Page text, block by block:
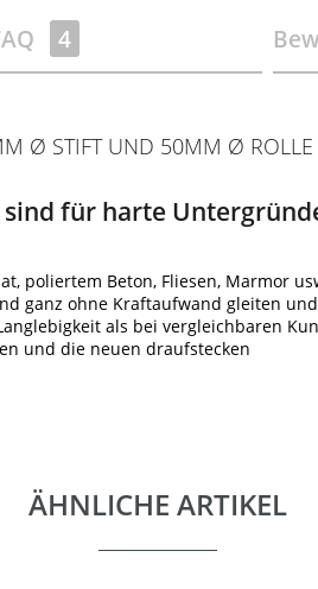
4
Ø STIFT UND 50MM Ø ROLLE
für harte
poliertem Beton, Fliesen, Marmor
ganz ohne Kraftaufwand gleiten
als bei vergleichbaren
und die neuen draufstecken
ÄHNLICHE ARTIKEL